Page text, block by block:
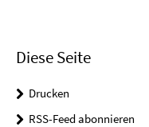
Diese Seite
Drucken
RSS-Feed abonnieren